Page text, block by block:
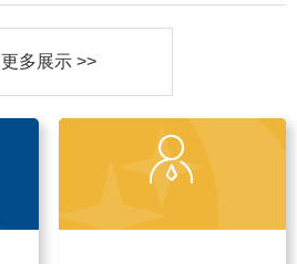
更多展示 >>